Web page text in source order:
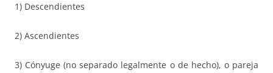
1) Descendientes
2) Ascendientes
3) Cónyuge (no separado legalmente o de hecho), o pareja